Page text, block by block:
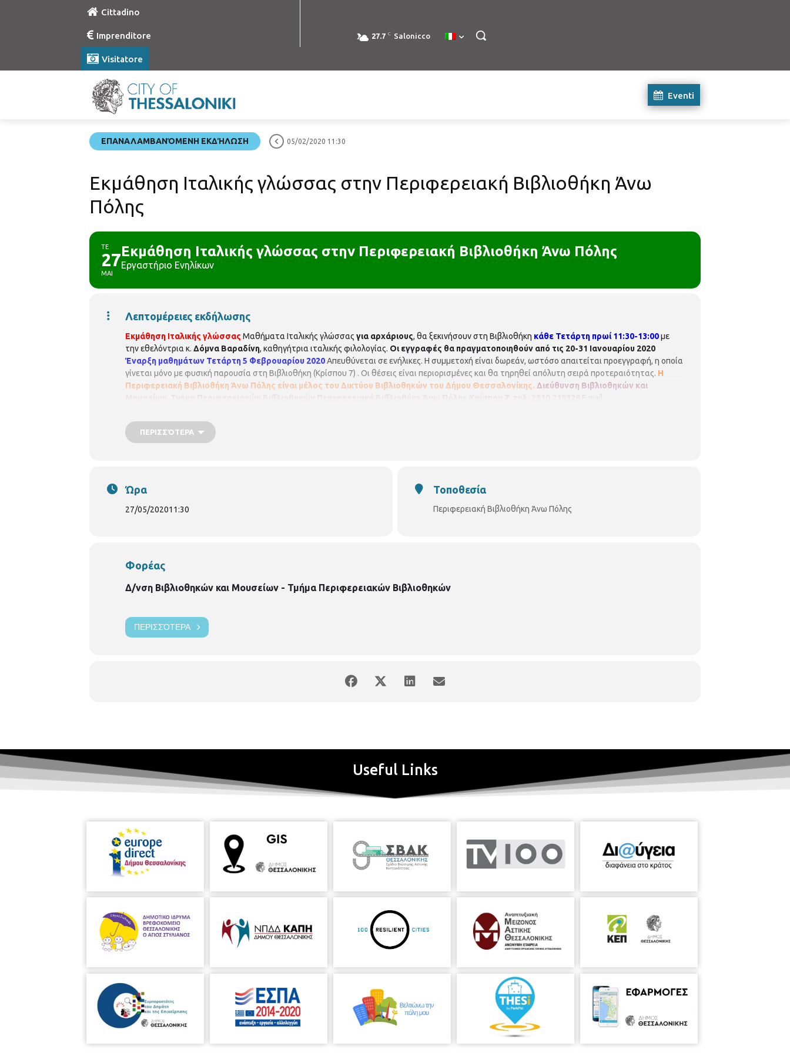
Cittadino
Imprenditore
Visitatore
27.7 C Salonicco
Eventi
ΕΠΑΝΑΛΑΜΒΑΝΌΜΕΝΗ ΕΚΔΉΛΩΣΗ 05/02/2020 11:30
Εκμάθηση Ιταλικής γλώσσας στην Περιφερειακή Βιβλιοθήκη Άνω
Πόλης
ΤΕ
27
ΜΑΙ
Εκμάθηση Ιταλικής γλώσσας στην Περιφερειακή Βιβλιοθήκη Άνω Πόλης
Εργαστήριο Ενηλίκων
Λεπτομέρειες εκδήλωσης
Εκμάθηση Ιταλικής γλώσσας Μαθήματα Ιταλικής γλώσσας για αρχάριους, θα ξεκινήσουν στη Βιβλιοθήκη κάθε Τετάρτη πρωί 11:30-13:00με
την εθελόντρια κ. Δόμνα Βαραδίνη, καθηγήτρια ιταλικής φιλολογίας. Οι εγγραφές θα πραγματοποιηθούν από τις 20-31 Ιανουαρίου 2020
Έναρξη μαθημάτων Τετάρτη 5 Φεβρουαρίου 2020Απευθύνεται σε ενήλικες. Η συμμετοχή είναι δωρεάν, ωστόσο απαιτείται προεγγραφή, η οποία
γίνεται μόνο με φυσική παρουσία στη Βιβλιοθήκη (Κρίσπου 7) . Οι θέσεις είναι περιορισμένες και θα τηρηθεί απόλυτη σειρά προτεραιότητας. Η
Περιφερειακή Βιβλιοθήκη Άνω Πόλης είναι μέλος του Δικτύου Βιβλιοθηκών του Δήμου Θεσσαλονίκης. Διεύθυνση Βιβλιοθηκών και
Μουσείων
Τμήμα Περιφερειακών Βιβλιοθηκών Περιφερειακή Βιβλιοθήκη Άνω Πόλης Κρίσπου 7, τηλ: 2310 219329
E mail:
ΠΕΡΙΣΣΌΤΕΡΑ
Ώρα
27/05/202011:30
Τοποθεσία
Περιφερειακή Βιβλιοθήκη Άνω Πόλης
Φορέας
Δ/νση Βιβλιοθηκών και Μουσείων - Τμήμα Περιφερειακών Βιβλιοθηκών
ΠΕΡΙΣΣΌΤΕΡΑ
Useful Links